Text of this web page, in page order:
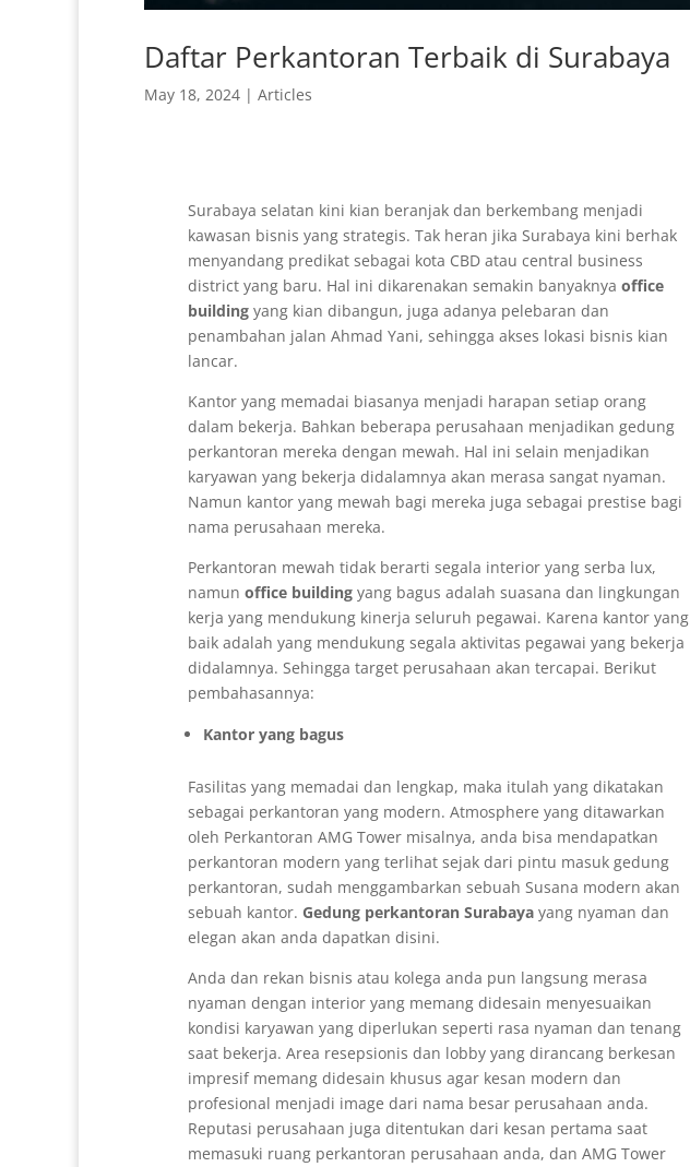
Daftar Perkantoran Terbaik di Surabaya
May 18, 2024 | Articles
Surabaya selatan kini kian beranjak dan berkembang menjadi
kawasan bisnis yang strategis. Tak heran jika Surabaya kini berhak
menyandang predikat sebagai kota CBD atau central business
district yang baru. Hal ini dikarenakan semakin banyaknya office
buildingyang kian dibangun, juga adanya pelebaran dan
penambahan jalan Ahmad Yani, sehingga akses lokasi bisnis kian
lancar.
Kantor yang memadai biasanya menjadi harapan setiap orang
dalam bekerja. Bahkan beberapa perusahaan menjadikan gedung
perkantoran mereka dengan mewah. Hal ini selain menjadikan
karyawan yang bekerja didalamnya akan merasa sangat nyaman.
Namun kantor yang mewah bagi mereka juga sebagai prestise bagi
nama perusahaan mereka.
Perkantoran mewah tidak berarti segala interior yang serba lux,
namun office buildingyang bagus adalah suasana dan lingkungan
kerja yang mendukung kinerja seluruh pegawai. Karena kantor yang
baik adalah yang mendukung segala aktivitas pegawai yang bekerja
didalamnya. Sehingga target perusahaan akan tercapai. Berikut
pembahasannya:
Kantor yang bagus
Fasilitas yang memadai dan lengkap, maka itulah yang dikatakan
sebagai perkantoran yang modern. Atmosphere yang ditawarkan
oleh Perkantoran AMG Tower misalnya, anda bisa mendapatkan
perkantoran modern yang terlihat sejak dari pintu masuk gedung
perkantoran, sudah menggambarkan sebuah Susana modern akan
sebuah kantor. Gedung perkantoran Surabaya yang nyaman dan
elegan akan anda dapatkan disini.
Anda dan rekan bisnis atau kolega anda pun langsung merasa
nyaman dengan interior yang memang didesain menyesuaikan
kondisi karyawan yang diperlukan seperti rasa nyaman dan tenang
saat bekerja. Area resepsionis dan lobby yang dirancang berkesan
impresif memang didesain khusus agar kesan modern dan
profesional menjadi image dari nama besar perusahaan anda.
Reputasi perusahaan juga ditentukan dari kesan pertama saat
memasuki ruang perkantoran perusahaan anda, dan AMG Tower